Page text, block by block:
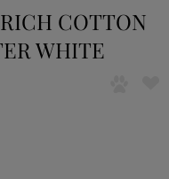
COTTON
WHITE